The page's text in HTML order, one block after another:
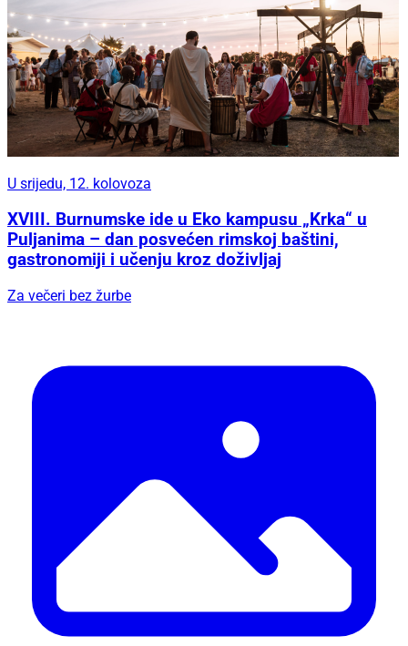
U srijedu, 12. kolovoza
XVIII. Burnumske ide u Eko kampusu „Krka“ u
Puljanima – dan posvećen rimskoj baštini,
gastronomiji i učenju kroz doživljaj
Za večeri bez žurbe